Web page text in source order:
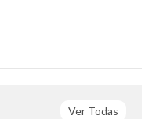
Ver Todas